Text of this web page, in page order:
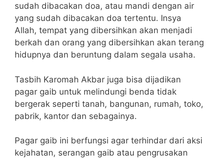
sudah dibacakan doa, atau mandi dengan air
yang sudah dibacakan doa tertentu. Insya
Allah, tempat yang dibersihkan akan menjadi
berkah dan orang yang dibersihkan akan terang
hidupnya dan beruntung dalam segala usaha.
Tasbih Karomah Akbar juga bisa dijadikan
pagar gaib untuk melindungi benda tidak
bergerak seperti tanah, bangunan, rumah, toko,
pabrik, kantor dan sebagainya.
Pagar gaib ini berfungsi agar terhindar dari aksi
kejahatan, serangan gaib atau pengrusakan